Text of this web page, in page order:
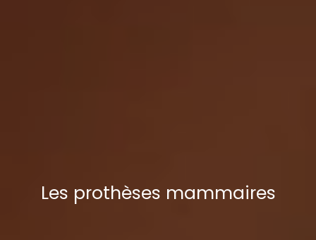
Les prothèses mammaires